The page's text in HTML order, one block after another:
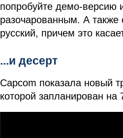
попробуйте демо-версию
разочарованным. А также
русский, причем это
...и десерт
Capcom показала новый
которой запланирован на